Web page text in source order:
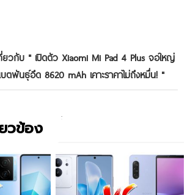
ยวกับ " เปิดตัว Xiaomi Mi Pad 4 Plus จอใหญ่
ตพันธุ์อึด 8620 mAh เคาะราคาไม่ถึงหมื่น! "
วข้อง